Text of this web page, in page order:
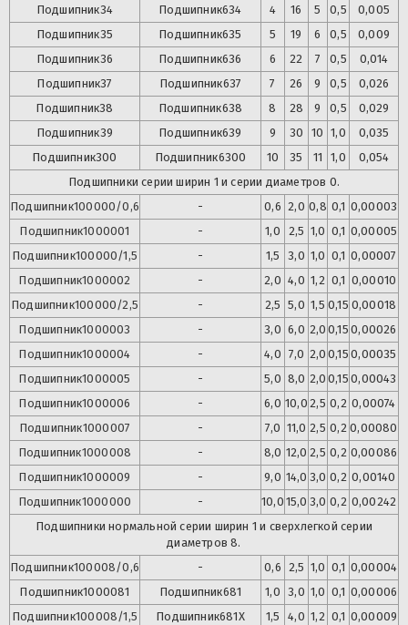
Подшипник34 Подшипник634 4 16 5 0,5
0,005
Подшипник35 Подшипник635 5 19 6 0,5
0,009
Подшипник36 Подшипник636 6 22 7 0,5
0,014
Подшипник37 Подшипник637 7 26 9 0,5
0,026
Подшипник38 Подшипник638 8 28 9 0,5
0,029
Подшипник39 Подшипник639 9 30 10 1,0
0,035
Подшипник300 Подшипник6300 10 35 11 1,0
0,054
Подшипники серии ширин 1 и серии диаметров 0.
Подшипник100000/0,6 - 0,6 2,0 0,8 0,1 0,00003
Подшипник1000001 - 1,0 2,5 1,0 0,1 0,00005
Подшипник100000/1,5 - 1,5 3,0 1,0 0,1 0,00007
Подшипник1000002 - 2,0 4,0 1,2 0,1 0,00010
Подшипник100000/2,5 - 2,5 5,0 1,5 0,15 0,00018
Подшипник1000003 - 3,0 6,0 2,0 0,15 0,00026
Подшипник1000004 - 4,0 7,0 2,0 0,15 0,00035
Подшипник1000005 - 5,0 8,0 2,0 0,15 0,00043
Подшипник1000006 - 6,0 10,0 2,5 0,2 0,00074
Подшипник1000007 - 7,0 11,0 2,5 0,2 0,00080
Подшипник1000008 - 8,0 12,0 2,5 0,2 0,00086
Подшипник1000009 - 9,0 14,0 3,0 0,2 0,00140
Подшипник1000000 - 10,0 15,0 3,0 0,2 0,00242
Подшипники нормальной серии ширин 1 и сверхлегкой серии
диаметров 8.
Подшипник100008/0,6 - 0,6 2,5 1,0 0,1 0,00004
Подшипник1000081 Подшипник681 1,0 3,0 1,0 0,1 0,00006
Подшипник100008/1,5 Подшипник681X 1,5 4,0 1,2 0,1 0,00009